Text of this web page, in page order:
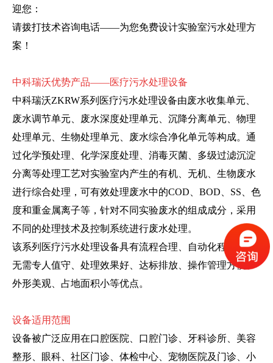
迎您：
请拨打技术咨询电话——为您免费设计实验室污水处理方
案！
中科瑞沃优势产品——医疗污水处理设备
中科瑞沃ZKRW系列医疗污水处理设备由废水收集单元、
废水调节单元、废水深度处理单元、沉降分离单元、物理
处理单元、生物处理单元、废水综合净化单元等构成。通
过化学预处理、化学深度处理、消毒灭菌、多级过滤沉淀
分离等处理工艺对实验室内产生的有机、无机、生物废水
进行综合处理，可有效处理废水中的COD、BOD、SS、色
度和重金属离子等，针对不同实验废水的组成成分，采用
不同的处理技术及控制系统进行废水处理。
该系列医疗污水处理设备具有流程合理、自动化程度高、
无需专人值守、处理效果好、达标排放、操作管理方便、
外形美观、占地面积小等优点。
设备适用范围
设备被广泛应用在口腔医院、口腔门诊、牙科诊所、美容
整形、眼科、社区门诊、体检中心、宠物医院及门诊、小